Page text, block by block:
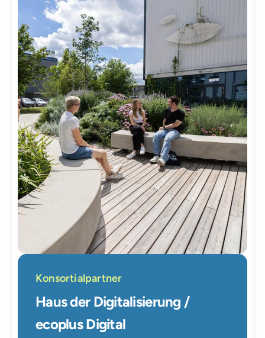
Konsortialpartner
Haus der Digitalisierung /
ecoplus Digital